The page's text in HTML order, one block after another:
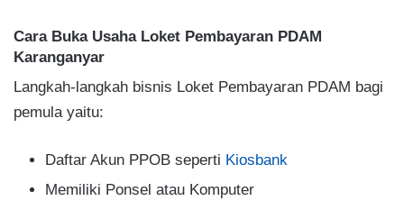
Cara Buka Usaha Loket Pembayaran PDAM
Karanganyar
Langkah-langkah bisnis Loket Pembayaran PDAM bagi
pemula yaitu:
Daftar Akun PPOB seperti Kiosbank
Memiliki Ponsel atau Komputer